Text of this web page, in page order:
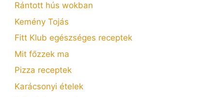
Rántott hús wokban
Kemény Tojás
Fitt Klub egészséges receptek
Mit főzzek ma
Pizza receptek
Karácsonyi ételek